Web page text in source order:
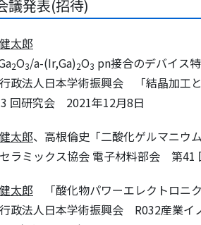
議発表(招待)
太郎
2O3/a-(Ir,Ga)2O3 pn接合のデバイス
政法人日本学術振興会 「結晶加工
回研究会 2021年12月8日
太郎、高根倫史「二酸化ゲルマニウ
ラミックス協会 電子材料部会 第
太郎 「酸化物パワーエレクトロニ
政法人日本学術振興会 R032産業イ